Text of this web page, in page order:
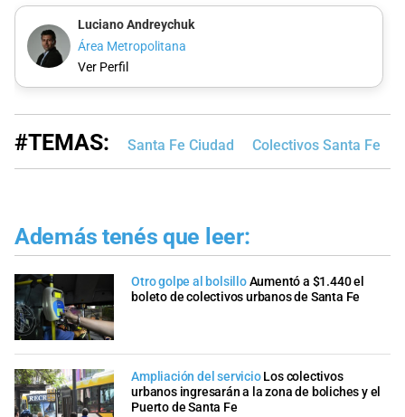
Luciano Andreychuk
Área Metropolitana
Ver Perfil
#TEMAS: Santa Fe Ciudad Colectivos Santa Fe
Además tenés que leer:
Otro golpe al bolsilloAumentó a $1.440 el
boleto de colectivos urbanos de Santa Fe
Ampliación del servicio Los colectivos
urbanos ingresarán a la zona de boliches y el
Puerto de Santa Fe